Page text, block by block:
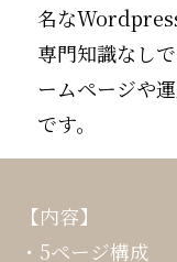
名なWordpress
専門知識なし
ームページや
です。
【内容】
・5ページ構成